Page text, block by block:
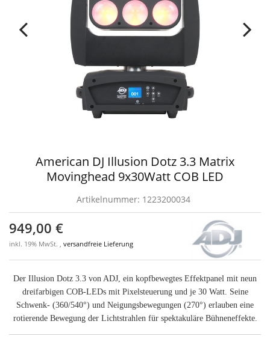
American DJ Illusion Dotz 3.3 Matrix
Movinghead 9x30Watt COB LED
Artikelnummer: 1223200034
949,00 €
inkl. 19% MwSt. , versandfreie Lieferung
Der Illusion Dotz 3.3 von ADJ, ein kopfbewegtes Effektpanel mit neun
dreifarbigen COB-LEDs mit Pixelsteuerung und je 30 Watt. Seine
Schwenk- (360/540°) und Neigungsbewegungen (270°) erlauben eine
rotierende Bewegung der Lichtstrahlen für spektakuläre Bühneneffekte.